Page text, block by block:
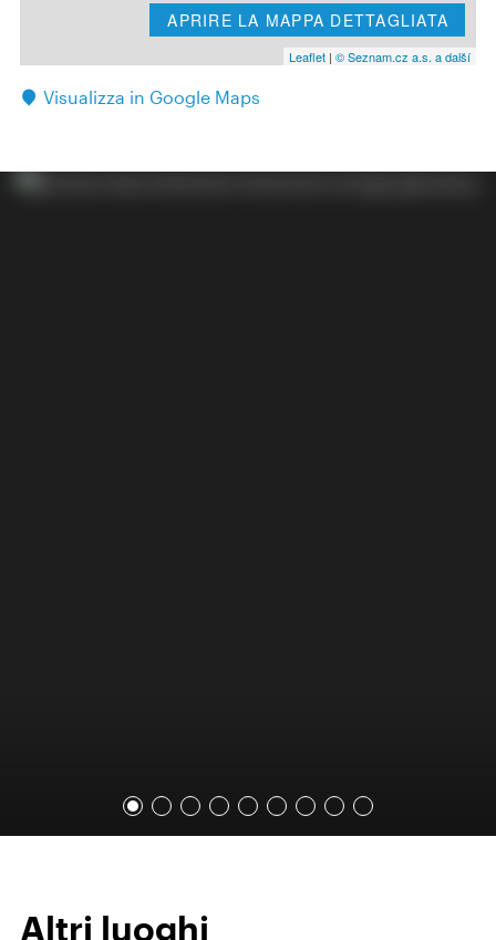
APRIRE LA MAPPA DETTAGLIATA
Leaflet | © Seznam.cz a.s. a další
Visualizza in Google Maps
Altri luoghi